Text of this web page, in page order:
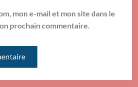
mon e-mail et mon site dans le
prochain commentaire.